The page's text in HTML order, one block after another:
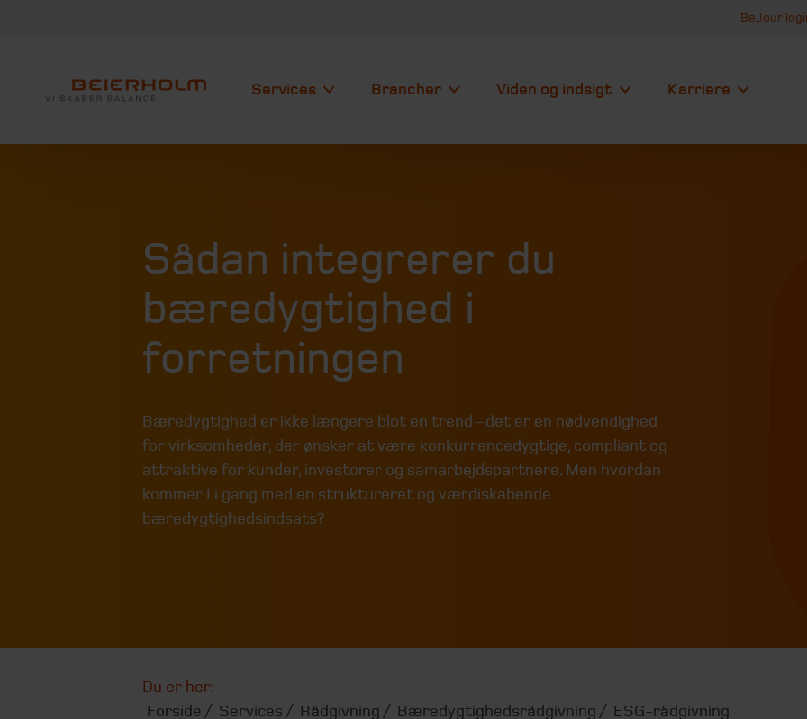
BeJour
Services Brancher Viden og indsigt Karriere
Sådan integrerer du
bæredygtighed i
forretningen
Bæredygtighed er ikke længere blot en trend – det er en nødvendighed
for virksomheder, der ønsker at være konkurrencedygtige, compliant og
attraktive for kunder, investorer og samarbejdspartnere. Men hvordan
kommer I i gang med en struktureret og værdiskabende
bæredygtighedsindsats?
Du er her:
Forside
Services Rådgivning Bæredygtighedsrådgivning
ESG-rådgivning